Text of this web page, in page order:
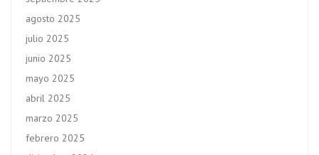
agosto 2025
julio 2025
junio 2025
mayo 2025
abril 2025
marzo 2025
febrero 2025